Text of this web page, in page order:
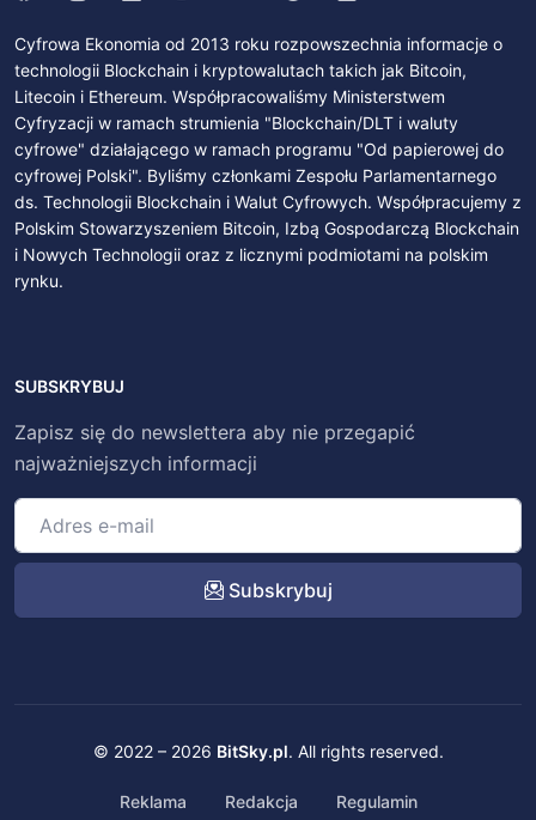
Cyfrowa Ekonomia od 2013 roku rozpowszechnia informacje o
technologii Blockchain i kryptowalutach takich jak Bitcoin,
Litecoin i Ethereum. Współpracowaliśmy Ministerstwem
Cyfryzacji w ramach strumienia "Blockchain/DLT i waluty
cyfrowe" działającego w ramach programu "Od papierowej do
cyfrowej Polski". Byliśmy członkami Zespołu Parlamentarnego
ds. Technologii Blockchain i Walut Cyfrowych. Współpracujemy z
Polskim Stowarzyszeniem Bitcoin, Izbą Gospodarczą Blockchain
i Nowych Technologii oraz z licznymi podmiotami na polskim
rynku.
SUBSKRYBUJ
Zapisz się do newslettera aby nie przegapić
najważniejszych informacji
Subskrybuj
© 2022 – 2026 BitSky.pl. All rights reserved.
Reklama Redakcja Regulamin